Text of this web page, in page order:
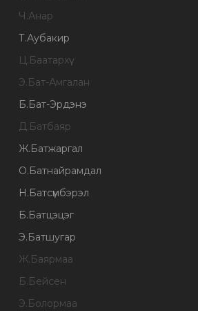
Ч.Анар
Т.Аубакир
Ц.Баатархүү
Э.Бат-Амгалан
Б.Бат-Эрдэнэ
Д.Батбаяр
Ж.Батжаргал
О.Батнайрамдал
Н.Батсүмбэрэл
Б.Батцэцэг
Э.Батшугар
Ж.Баярмаа
Б.Бейсен
Э.Болормаа